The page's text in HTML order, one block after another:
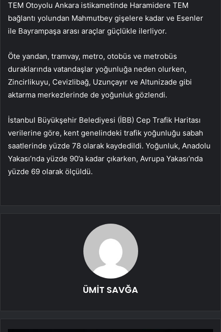
TEM Otoyolu Ankara istikametinde Haramidere TEM
bağlantı yolundan Mahmutbey gişelere kadar ve Esenler
ile Bayrampaşa arası araçlar güçlükle ilerliyor.
Öte yandan, tramvay, metro, otobüs ve metrobüs
duraklarında vatandaşlar yoğunluğa neden olurken,
Zincirlikuyu, Cevizlibağ, Uzunçayır ve Altunizade gibi
aktarma merkezlerinde de yoğunluk gözlendi.
İstanbul Büyükşehir Belediyesi (İBB) Cep Trafik Haritası
verilerine göre, kent genelindeki trafik yoğunluğu sabah
saatlerinde yüzde 78 olarak kaydedildi. Yoğunluk, Anadolu
Yakası’nda yüzde 90’a kadar çıkarken, Avrupa Yakası’nda
yüzde 69 olarak ölçüldü.
ÜMİT SAVĞA